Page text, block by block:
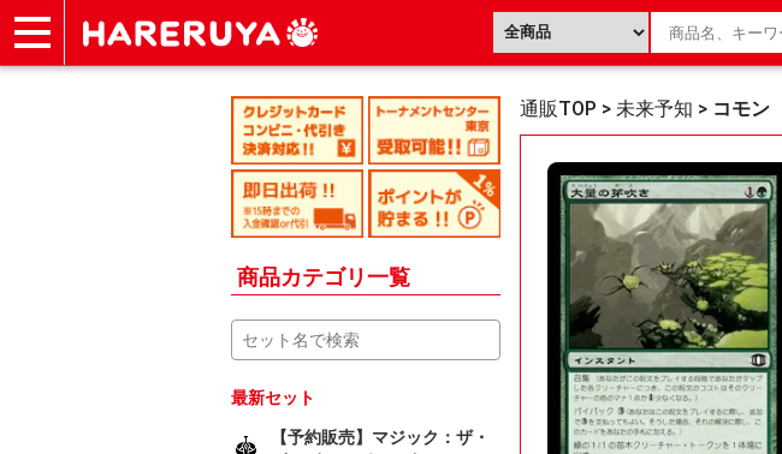
商品カテゴリ一覧
通販TOP > 未来予知 > コモン